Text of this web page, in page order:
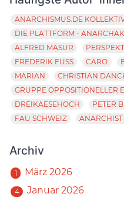
ANARCHISMUS.DE
DIE PLATTFORM -
ALFRED MASUR
FREDERIK FUSS
CARO
MARIAN
CHRISTIAN
GRUPPE OPPOSITIONELLER
DREIKAESEHOCH
PETER
FAU SCHWEIZ
ANARCHIST
Archiv
1 März 2026
4 Januar 2026